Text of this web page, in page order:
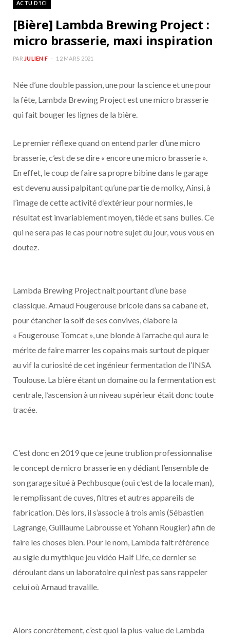
o
k
g
a
ACTU D'ICI
[Bière] Lambda Brewing Project :
micro brasserie, maxi inspiration
PAR JULIEN F 12 MARS 2021
Née d’une double passion, une pour la science et une pour
la fête, Lambda Brewing Project est une micro brasserie
qui fait bouger les lignes de la bière.
Le premier réflexe quand on entend parler d’une micro
brasserie, c’est de se dire « encore une micro brasserie ».
En effet, le coup de faire sa propre bibine dans le garage
est devenu aussi palpitant qu’une partie de molky, Ainsi, à
l’image de cette activité d’extérieur pour normies, le
résultat est invariablement moyen, tiède et sans bulles. Ce
qui ne sera pas le cas pour notre sujet du jour, vous vous en
doutez.
Lambda Brewing Project nait pourtant d’une base
classique. Arnaud Fougerouse bricole dans sa cabane et,
pour étancher la soif de ses convives, élabore la
« Fougerouse Tomcat », une blonde à l’arrache qui aura le
mérite de faire marrer les copains mais surtout de piquer
au vif la curiosité de cet ingénieur fermentation de l’INSA
Toulouse. La bière étant un domaine ou la fermentation est
centrale, l’ascension à un niveau supérieur était donc toute
tracée.
C’est donc en 2019 que ce jeune trublion professionnalise
le concept de micro brasserie en y dédiant l’ensemble de
son garage situé à Pechbusque (oui c’est de la locale man),
le remplissant de cuves, filtres et autres appareils de
fabrication. Dès lors, il s’associe à trois amis (Sébastien
Lagrange, Guillaume Labrousse et Yohann Rougier) afin de
faire les choses bien. Pour le nom, Lambda fait référence
au sigle du mythique jeu vidéo Half Life, ce dernier se
déroulant dans un laboratoire qui n’est pas sans rappeler
celui où Arnaud travaille.
Alors concrètement, c’est quoi la plus-value de Lambda